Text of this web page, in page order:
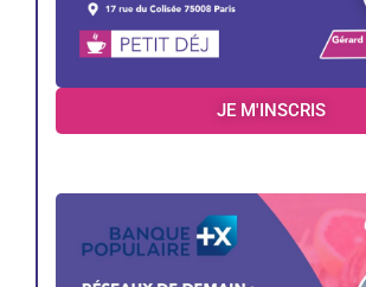
JE M'INSCRIS